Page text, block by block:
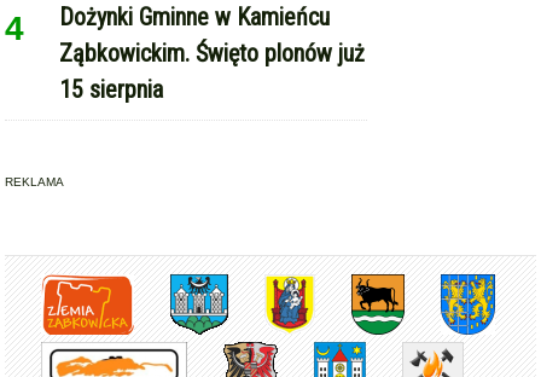
4
Dożynki Gminne w Kamieńcu
Ząbkowickim. Święto plonów już
15 sierpnia
REKLAMA